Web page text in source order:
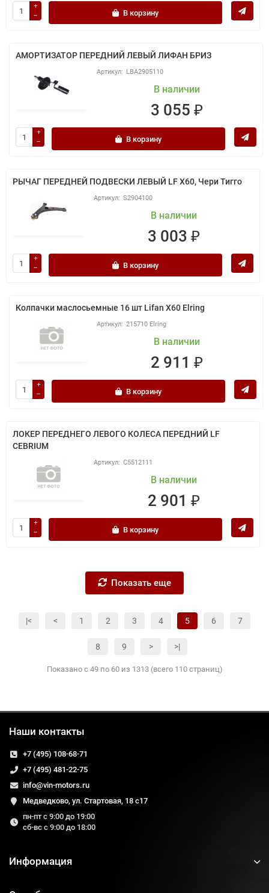
В корзину
АМОРТИЗАТОР ПЕРЕДНИЙ ЛЕВЫЙ ЛИФАН БРИЗ
LBA2905110
В наличии
3 055 ₽
В корзину
РЫЧАГ ПЕРЕДНЕЙ ПОДВЕСКИ ЛЕВЫЙ LF X60, Чери Тигго
S2904100
В наличии
3 003 ₽
В корзину
Колпачки маслосьемные 16 шт Lifan X60 Elring
215710 Elring
В наличии
2 911 ₽
В корзину
ЛОКЕР ПЕРЕДНЕГО ЛЕВОГО КОЛЕСА ПЕРЕДНИЙ LF
CEBRIUM
C5512111
В наличии
2 901 ₽
В корзину
Показать еще
|< < 1 2 3 4 5 6 7
8 9 > >|
Показано с 49 по 60 из 1313 (всего 110 страниц)
Наши контакты
+7 (495) 108-68-71
+7 (495) 481-22-75
info@vin-motors.ru
Медведково, ул. Стартовая, 18 с17
пн-пт с 9:00 до 19:00
сб-вс с 9:00 до 18:00
Информация